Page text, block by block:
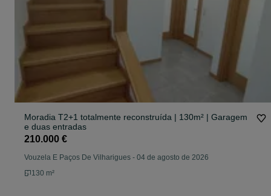
Moradia T2+1 totalmente reconstruída | 130m² | Garagem
e duas entradas
210.000 €
Vouzela E Paços De Vilharigues - 04 de agosto de 2026
130 m²